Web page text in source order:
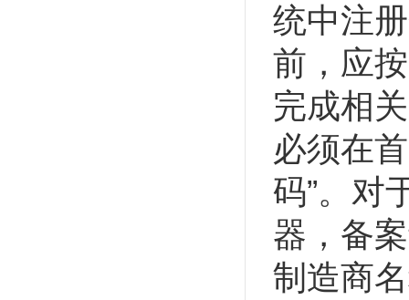
统中注
前，应
完成相
必须在
码”。对
器，备
制造商